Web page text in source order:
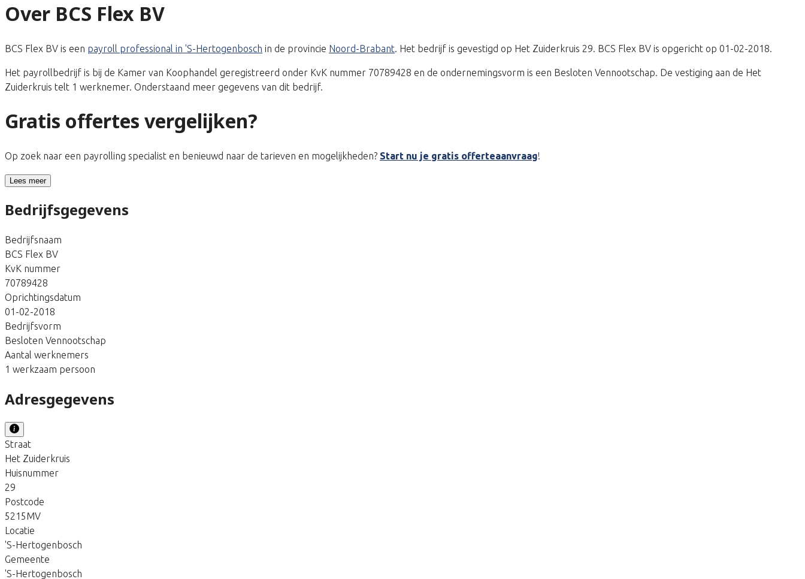
Over BCS Flex BV
BCS Flex BV is een payroll professional in 'S-Hertogenbosch in de provincie Noord-Brabant. Het bedrijf is gevestigd op Het Zuiderkruis 29. BCS Flex BV is opgericht op 01-02-2018.
Het payrollbedrijf is bij de Kamer van Koophandel geregistreerd onder KvK nummer 70789428 en de ondernemingsvorm is een Besloten Vennootschap. De vestiging aan de Het
Zuiderkruis telt 1 werknemer. Onderstaand meer gegevens van dit bedrijf.
Gratis offertes vergelijken?
Op zoek naar een payrolling specialist en benieuwd naar de tarieven en mogelijkheden? Start nu je gratis offerteaanvraag!
Lees meer
Bedrijfsgegevens
Bedrijfsnaam
BCS Flex BV
KvK nummer
70789428
Oprichtingsdatum
01-02-2018
Bedrijfsvorm
Besloten Vennootschap
Aantal werknemers
1 werkzaam persoon
Adresgegevens
Straat
Het Zuiderkruis
Huisnummer
29
Postcode
5215MV
Locatie
'S-Hertogenbosch
Gemeente
'S-Hertogenbosch